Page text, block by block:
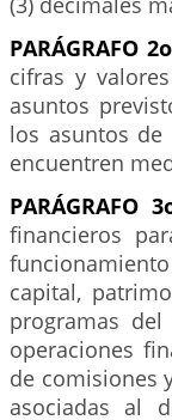
PARÁGRAFO
cifras y
asuntos
los asuntos de
encuentren
PARÁGRAFO
financieros
capital,
programas
operaciones
de comisiones
asociadas al